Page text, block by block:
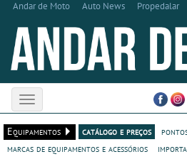
Andar de Moto Auto News Propedalar
Toggle
navigation
Equipamentos
catálogo e preços
marcas de equipamentos e acessórios